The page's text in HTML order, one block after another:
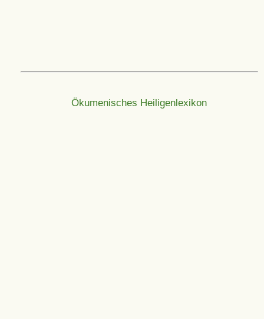
Ökumenisches Heiligenlexikon